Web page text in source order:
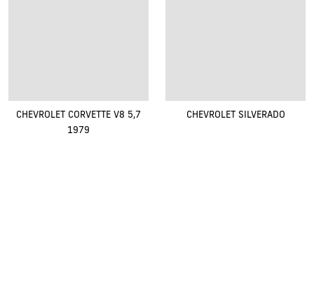
CHEVROLET CORVETTE V8 5,7
1979
CHEVROLET SILVERADO